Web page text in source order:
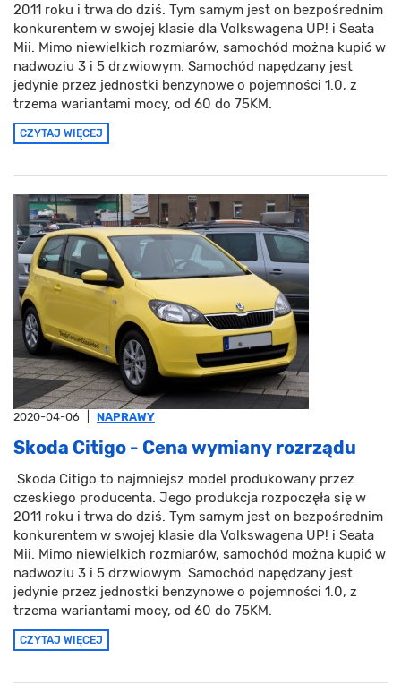
2011 roku i trwa do dziś. Tym samym jest on bezpośrednim
konkurentem w swojej klasie dla Volkswagena UP! i Seata
Mii. Mimo niewielkich rozmiarów, samochód można kupić w
nadwoziu 3 i 5 drzwiowym. Samochód napędzany jest
jedynie przez jednostki benzynowe o pojemności 1.0, z
trzema wariantami mocy, od 60 do 75KM.
CZYTAJ WIĘCEJ
2020-04-06 NAPRAWY
Skoda Citigo - Cena wymiany rozrządu
Skoda Citigo to najmniejsz model produkowany przez
czeskiego producenta. Jego produkcja rozpoczęła się w
2011 roku i trwa do dziś. Tym samym jest on bezpośrednim
konkurentem w swojej klasie dla Volkswagena UP! i Seata
Mii. Mimo niewielkich rozmiarów, samochód można kupić w
nadwoziu 3 i 5 drzwiowym. Samochód napędzany jest
jedynie przez jednostki benzynowe o pojemności 1.0, z
trzema wariantami mocy, od 60 do 75KM.
CZYTAJ WIĘCEJ